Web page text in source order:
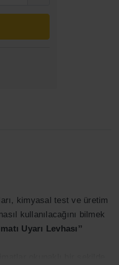
kimyasal test ve üretim
kullanılacağını bilmek
Uyarı Levhası’’